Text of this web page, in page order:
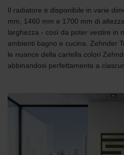
Il radiatore è disponibile in varie
mm, 1460 mm e 1700 mm di
larghezza - così da poter vestire in
ambienti bagno e cucina. Zehnder
le nuance della cartella colori
abbinandosi perfettamente a